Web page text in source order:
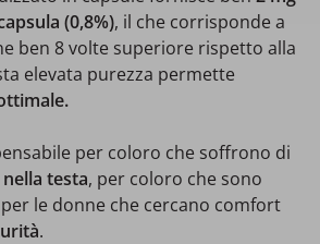
(0,8%), il che corrisponde a
ben 8 volte superiore rispetto alla
elevata purezza permette
per coloro che soffrono di
testa, per coloro che sono
le donne che cercano comfort
.